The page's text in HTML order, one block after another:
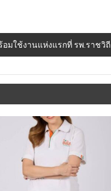
อมใช้งานแห่งแรกที่ รพ.ราชวิถี